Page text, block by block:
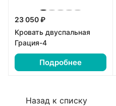
23 050 ₽
Кровать двуспальная
Грация-4
Подробнее
Назад к списку